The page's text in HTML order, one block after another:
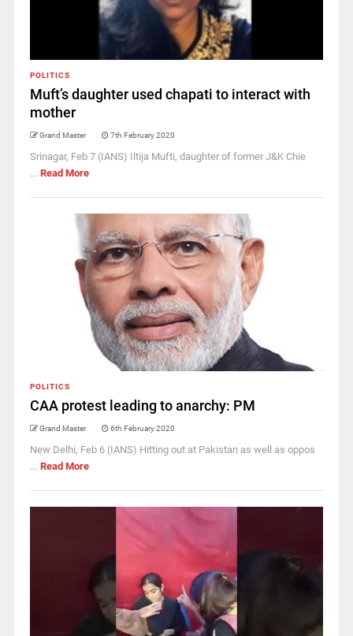
POLITICS
Muft’s daughter used chapati to interact with
mother
Grand Master 7th February 2020
Srinagar, Feb 7 (IANS) Iltija Mufti, daughter of former J&K Chie
... Read More
POLITICS
CAA protest leading to anarchy: PM
Grand Master 6th February 2020
New Delhi, Feb 6 (IANS) Hitting out at Pakistan as well as oppos
... Read More